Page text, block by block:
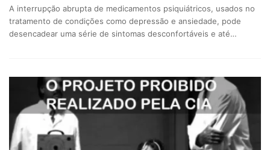
A interrupção abrupta de medicamentos psiquiátricos, usados ​​no
tratamento de condições como depressão e ansiedade, pode
desencadear uma série de sintomas desconfortáveis ​​e até…